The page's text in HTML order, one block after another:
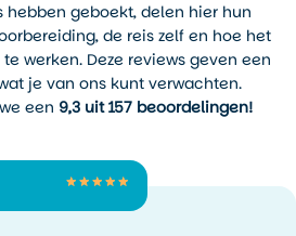
hebben geboekt, delen hier hun
de reis zelf en hoe het
werken. Deze reviews geven een
je van ons kunt verwachten.
een 9,3 uit 157 beoordelingen!